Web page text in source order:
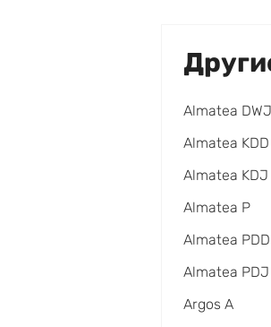
Almatea DWJ
Almatea KDD
Almatea KDJ
Almatea P
Almatea PDD
Almatea PDJ
Argos A